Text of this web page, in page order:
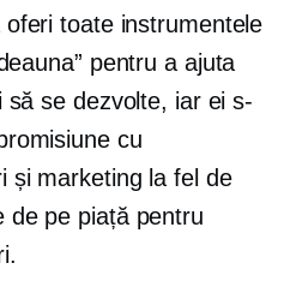
toate instrumentele
pentru a ajuta
se dezvolte, iar ei s-
cu
și marketing la fel de
de pe piață pentru